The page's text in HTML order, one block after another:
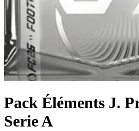
Pack Éléments J.
Serie A